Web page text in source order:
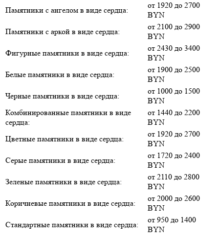
Памятники c ангелом в виде сердца:
от 1920 до 2700
BYN
Памятники c аркой в виде сердца:
от 2100 до 2900
BYN
Фигурные памятники в виде сердца:
от 2430 до 3400
BYN
Белые памятники в виде сердца:
от 1900 до 2500
BYN
Черные памятники в виде сердца:
от 1000 до 1500
BYN
Комбинированные памятники в виде
сердца:
от 1440 до 2200
BYN
Цветные памятники в виде сердца:
от 1920 до 2700
BYN
Серые памятники в виде сердца:
от 1720 до 2400
BYN
Зеленые памятники в виде сердца:
от 2110 до 2800
BYN
Коричневые памятники в виде сердца:
от 2000 до 2600
BYN
Стандартные памятники в виде сердца:
от 950 до 1400
BYN